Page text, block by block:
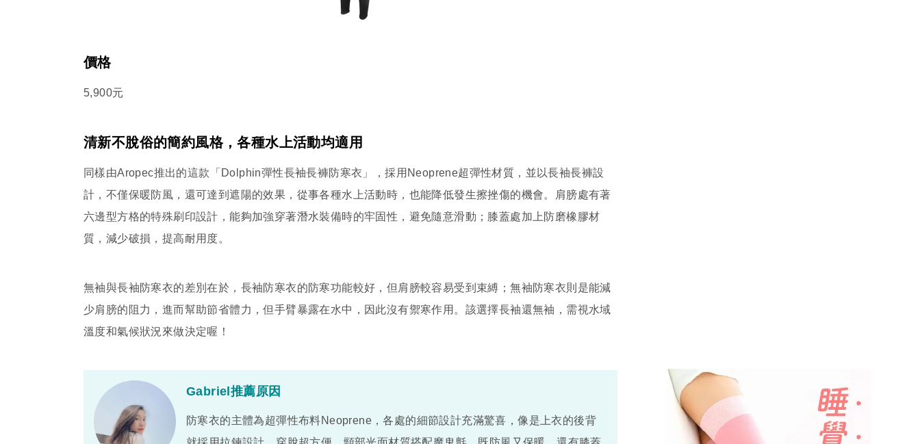
價格
5,900元
清新不脫俗的簡約風格，各種水上活動均適用
同樣由Aropec推出的這款「Dolphin彈性長袖長褲防寒衣」，採用Neoprene超彈性材質，並以長袖長褲設
計，不僅保暖防風，還可達到遮陽的效果，從事各種水上活動時，也能降低發生擦挫傷的機會。肩膀處有著
六邊型方格的特殊刷印設計，能夠加強穿著潛水裝備時的牢固性，避免隨意滑動；膝蓋處加上防磨橡膠材
質，減少破損，提高耐用度。
無袖與長袖防寒衣的差別在於，長袖防寒衣的防寒功能較好，但肩膀較容易受到束縛；無袖防寒衣則是能減
少肩膀的阻力，進而幫助節省體力，但手臂暴露在水中，因此沒有禦寒作用。該選擇長袖還無袖，需視水域
溫度和氣候狀況來做決定喔！
Gabriel推薦原因
防寒衣的主體為超彈性布料Neoprene，各處的細節設計充滿驚喜，像是上衣的後背